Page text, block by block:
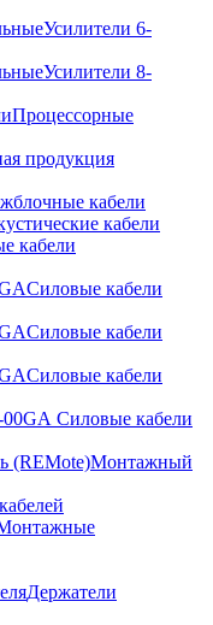
Усилители 6-
Усилители 8-
Процессорные
продукция
кабели
кабели
кабели
Силовые кабели
Силовые кабели
Силовые кабели
Силовые кабели
Монтажный
Держатели